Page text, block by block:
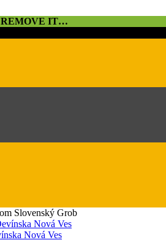
REMOVE IT…
Slovenský Grob
Nová Ves